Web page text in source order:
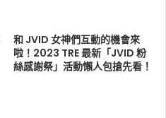
和 JVID 女神們互動的機會來
啦！2023 TRE 最新「JVID 粉
絲感謝祭」活動懶人包搶先看！